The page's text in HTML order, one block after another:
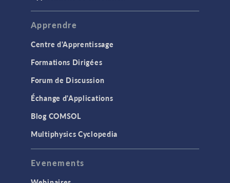
Apprendre
Centre d'Apprentissage
Formations Dirigées
Forum de Discussion
Échange d'Applications
Blog COMSOL
Multiphysics Cyclopedia
Evenements